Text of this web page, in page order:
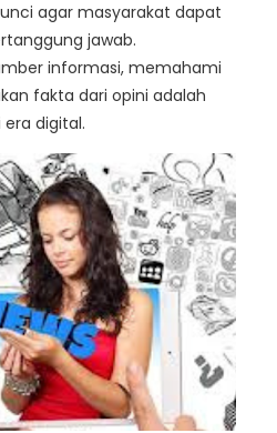
agar masyarakat dapat
jawab.
informasi, memahami
fakta dari opini adalah
digital.